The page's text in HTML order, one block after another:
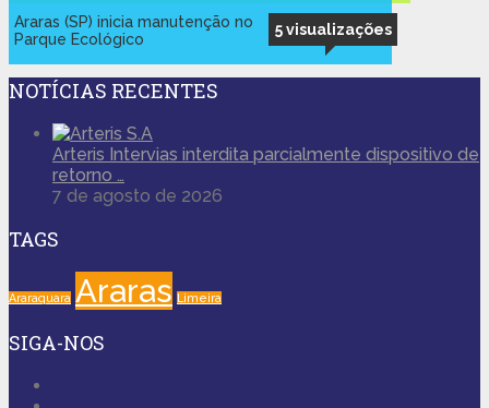
5 visualizações
Araras (SP) inicia manutenção no
Parque Ecológico
NOTÍCIAS RECENTES
Arteris Intervias interdita parcialmente dispositivo de
retorno …
7 de agosto de 2026
TAGS
Araraquara Araras Limeira
SIGA-NOS